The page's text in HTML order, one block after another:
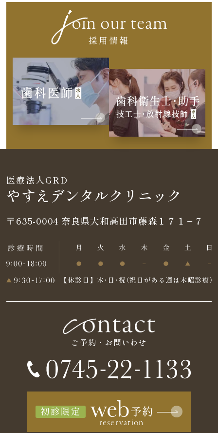
採用情報
医療法人GRD
やすえデンタルクリニック
〒635-0004 奈良県大和高田市藤森１７１−７
ご予約・お問いわせ
初診限定